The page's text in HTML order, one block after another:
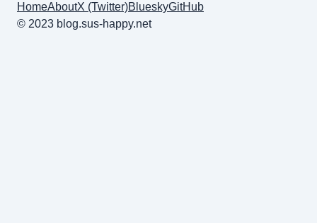
HomeAboutX (Twitter)BlueskyGitHub
© 2023 blog.sus-happy.net